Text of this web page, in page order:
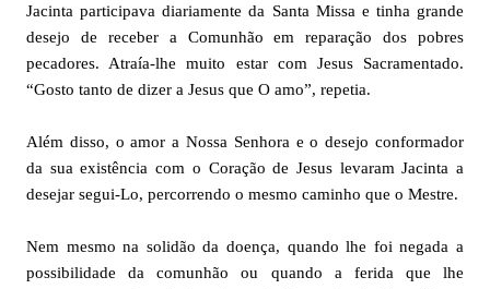
Jacinta participava diariamente da Santa Missa e tinha grande
desejo de receber a Comunhão em reparação dos pobres
pecadores. Atraía-lhe muito estar com Jesus Sacramentado.
“Gosto tanto de dizer a Jesus que O amo”, repetia.
Além disso, o amor a Nossa Senhora e o desejo conformador
da sua existência com o Coração de Jesus levaram Jacinta a
desejar segui-Lo, percorrendo o mesmo caminho que o Mestre.
Nem mesmo na solidão da doença, quando lhe foi negada a
possibilidade da comunhão ou quando a ferida que lhe